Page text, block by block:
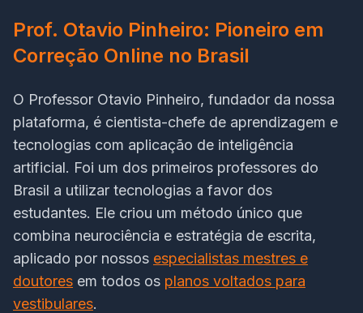
Prof. Otavio Pinheiro: Pioneiro em
Correção Online no Brasil
O Professor Otavio Pinheiro, fundador da nossa
plataforma, é cientista-chefe de aprendizagem e
tecnologias com aplicação de inteligência
artificial. Foi um dos primeiros professores do
Brasil a utilizar tecnologias a favor dos
estudantes. Ele criou um método único que
combina neurociência e estratégia de escrita,
aplicado por nossos especialistas mestres e
doutores em todos os planos voltados para
vestibulares.